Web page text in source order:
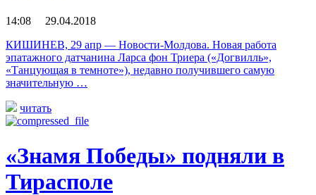
14:08 29.04.2018
КИШИНЕВ, 29 апр — Новости-Молдова. Новая работа
эпатажного датчанина Ларса фон Триера («Догвилль»,
«Танцующая в темноте»), недавно получившего самую
значительную …
читать
«Знамя Победы» подняли в
Тирасполе